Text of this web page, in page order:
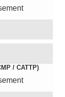
/ CATTP)